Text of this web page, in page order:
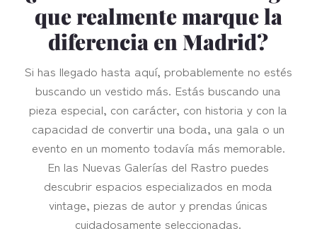
que realmente marque la
diferencia en Madrid?
Si has llegado hasta aquí, probablemente no estés
buscando un vestido más. Estás buscando una
pieza especial, con carácter, con historia y con la
capacidad de convertir una boda, una gala o un
evento en un momento todavía más memorable.
En las Nuevas Galerías del Rastro puedes
descubrir espacios especializados en moda
vintage, piezas de autor y prendas únicas
cuidadosamente seleccionadas.